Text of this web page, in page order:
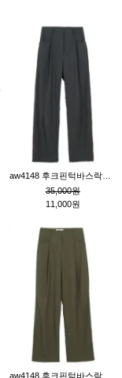
35,000원
11,000원